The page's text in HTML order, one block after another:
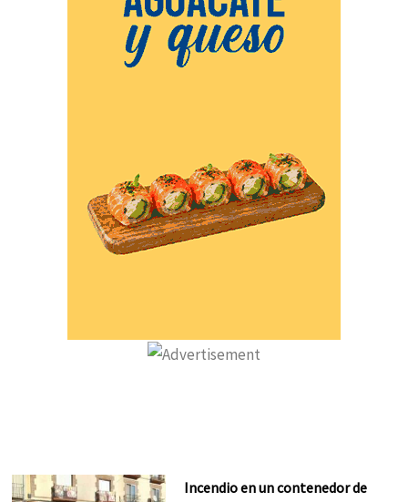
Incendio en un contenedor de